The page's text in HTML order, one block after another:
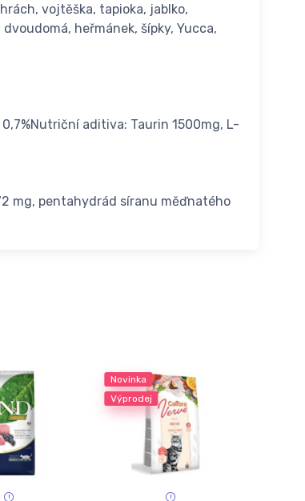
vojtěška, tapioka, jablko,
heřmánek, šípky, Yucca,
aditiva: Taurin 1500mg, L-
mg, pentahydrád síranu měďnatého
Novinka
Výprodej